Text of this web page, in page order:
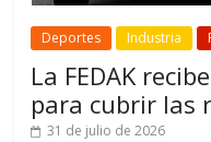
Deportes Industria
La FEDAK
para cubrir las
31 de julio de 2026